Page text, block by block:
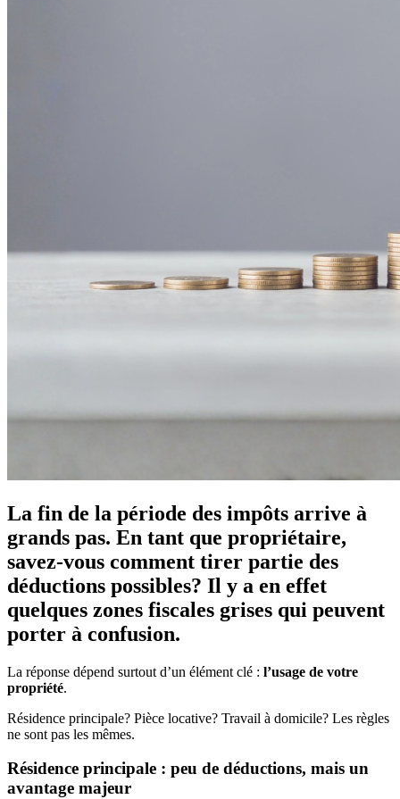
La fin de la période des impôts arrive à
grands pas. En tant que propriétaire,
savez-vous comment tirer partie des
déductions possibles? Il y a en effet
quelques zones fiscales grises qui peuvent
porter à confusion.
La réponse dépend surtout d’un élément clé : l’usage de votre
propriété.
Résidence principale? Pièce locative? Travail à domicile? Les règles
ne sont pas les mêmes.
Résidence principale : peu de déductions, mais un
avantage majeur